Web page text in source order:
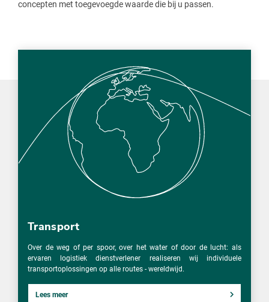
concepten met toegevoegde waarde die bij u passen.
Transport
Over de weg of per spoor, over het water of door de lucht: als
ervaren logistiek dienstverlener realiseren wij individuele
transportoplossingen op alle routes - wereldwijd.
Lees meer